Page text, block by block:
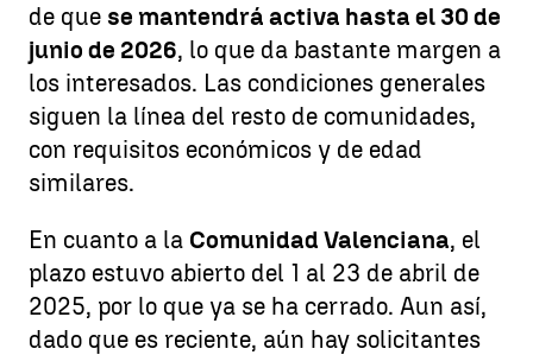
de que se mantendrá activa hasta el 30 de
junio de 2026, lo que da bastante margen a
los interesados. Las condiciones generales
siguen la línea del resto de comunidades,
con requisitos económicos y de edad
similares.
En cuanto a la Comunidad Valenciana, el
plazo estuvo abierto del 1 al 23 de abril de
2025, por lo que ya se ha cerrado. Aun así,
dado que es reciente, aún hay solicitantes